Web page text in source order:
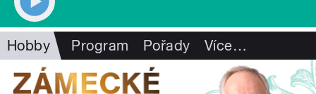
Hobby Program Pořady Více…